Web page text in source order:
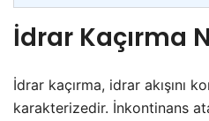
İdrar Kaçırma
İdrar kaçırma, idrar akışını
karakterizedir. İnkontinans